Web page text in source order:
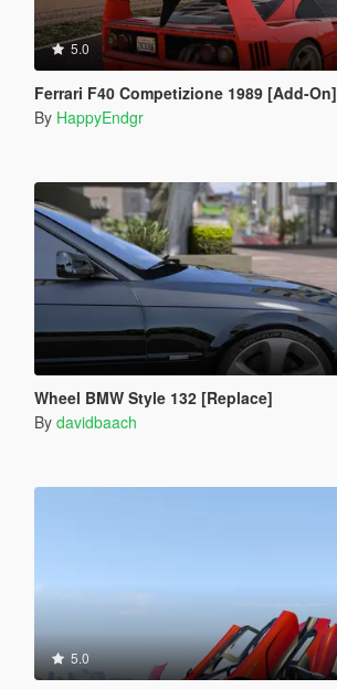
5.0
Ferrari F40 Competizione 1989 [Add-On]
By HappyEndgr
Wheel BMW Style 132 [Replace]
By davidbaach
5.0